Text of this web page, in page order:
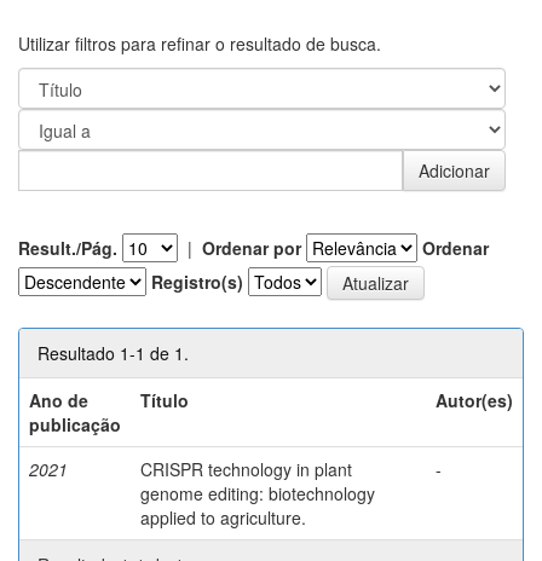
Utilizar filtros para refinar o resultado de busca.
Result./Pág. | Ordenar por
Ordenar
Registro(s)
Resultado 1-1 de 1.
Ano de
publicação
Título Autor(es)
2021
CRISPR technology in plant
genome editing: biotechnology
applied to agriculture.
-